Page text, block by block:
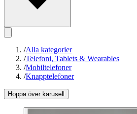
/Alla kategorier
/Telefoni, Tablets & Wearables
/Mobiltelefoner
/Knapptelefoner
Hoppa över karusell